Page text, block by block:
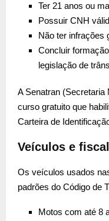
Ter 21 anos ou
Possuir CNH
Não ter infrações
Concluir
legislação de
A Senatran (Secretaria
curso gratuito que
Carteira de
Veículos e
Os veículos usados
padrões do Código de
Motos com até 8